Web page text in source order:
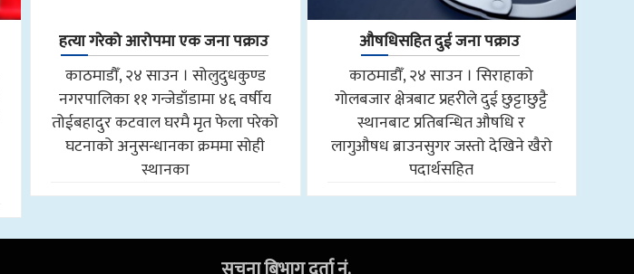
हत्या गरेको आरोपमा एक जना पक्राउ
काठमाडौँ, २४ साउन । सोलुदुधकुण्ड
नगरपालिका ११ गन्जेडाँडामा ४६ वर्षीय
तोईबहादुर कटवाल घरमै मृत फेला परेको
घटनाको अनुसन्धानका क्रममा सोही
स्थानका
औषधिसहित दुई जना पक्राउ
काठमाडौँ, २४ साउन । सिराहाको
गोलबजार क्षेत्रबाट प्रहरीले दुई छुट्टाछुट्टै
स्थानबाट प्रतिबन्धित औषधि र
लागुऔषध ब्राउनसुगर जस्तो देखिने खैरो
पदार्थसहित